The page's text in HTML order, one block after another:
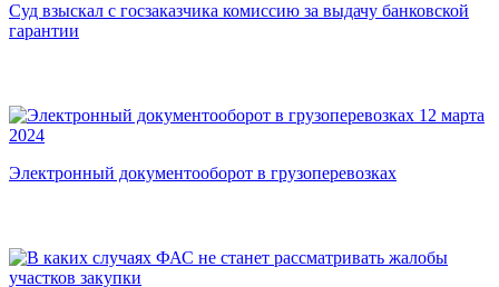
Суд взыскал с госзаказчика комиссию за выдачу банковской
гарантии
12 марта
2024
Электронный документооборот в грузоперевозках